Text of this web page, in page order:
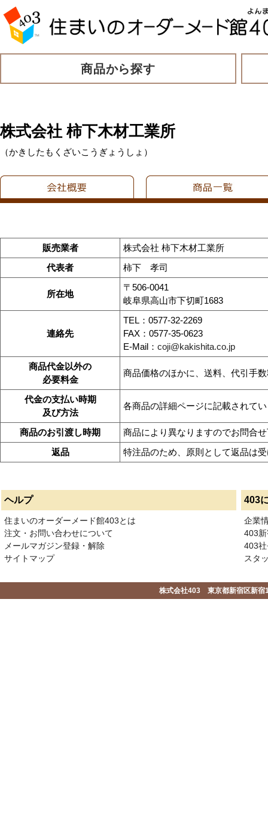
商品から探す
株式会社 柿下木材工業所
（かきしたもくざいこうぎょうしょ）
販売業者
株式会社 柿下木材工業所
代表者
柿下 孝司
所在地
〒506-0041
岐阜県高山市下切町1683
連絡先
TEL：0577-32-2269
FAX：0577-35-0623
E-Mail： coji@kakishita.co.jp
商品代金以外の
必要料金
商品価格のほかに、送料、代引手
代金の支払い時期
及び方法
各商品の詳細ページに記載されて
商品のお引渡し時期
商品により異なりますのでお問合
返品
特注品のため、原則として返品は
ヘルプ 403
住まいのオーダーメード館403とは
注文・お問い合わせについて
メールマガジン登録・解除
サイトマップ
企業
403
403
スタ
株式会社403 東京都新宿区新